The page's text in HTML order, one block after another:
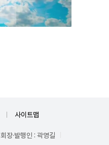
사이트맵
회장·발행인 : 곽영길